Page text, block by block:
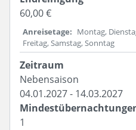
60,00 €
Anreisetage
Montag,
Freitag, Samstag, Sonntag
Nebensaison
04.01.2027 - 14.03.2027
1